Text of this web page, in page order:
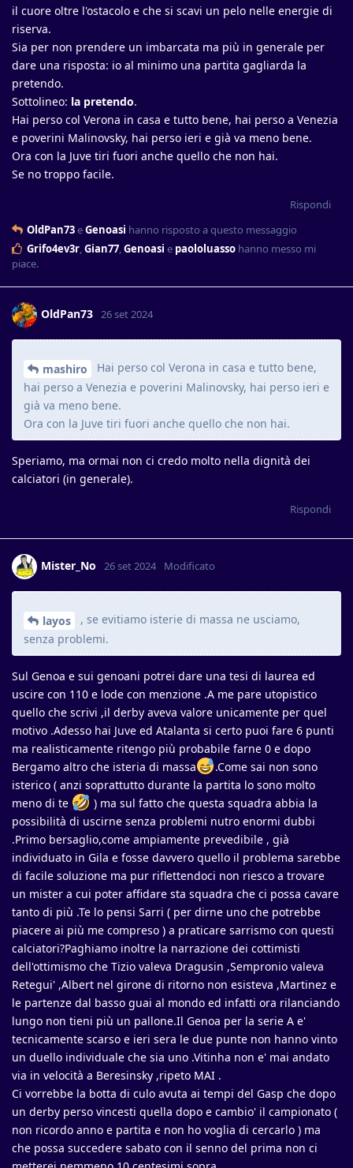
il cuore oltre l'ostacolo e che si scavi un pelo nelle energie di
riserva.
Sia per non prendere un imbarcata ma più in generale per
dare una risposta: io al minimo una partita gagliarda la
pretendo.
Sottolineo: la pretendo.
Hai perso col Verona in casa e tutto bene, hai perso a Venezia
e poverini Malinovsky, hai perso ieri e già va meno bene.
Ora con la Juve tiri fuori anche quello che non hai.
Se no troppo facile.
Rispondi
OldPan73eGenoasi hanno risposto a questo messaggio
Grifo4ev3r,Gian77,Genoasi e paololuasso hanno messo mi
piace.
OldPan73 26 set 2024
mashiro
Hai perso col Verona in casa e tutto bene,
hai perso a Venezia e poverini Malinovsky, hai perso ieri e
già va meno bene.
Ora con la Juve tiri fuori anche quello che non hai.
Speriamo, ma ormai non ci credo molto nella dignità dei
calciatori (in generale).
Rispondi
Mister_No 26 set 2024 Modificato
layos
, se evitiamo isterie di massa ne usciamo,
senza problemi.
Sul Genoa e sui genoani potrei dare una tesi di laurea ed
uscire con 110 e lode con menzione .A me pare utopistico
quello che scrivi ,il derby aveva valore unicamente per quel
motivo .Adesso hai Juve ed Atalanta si certo puoi fare 6 punti
ma realisticamente ritengo più probabile farne 0 e dopo
Bergamo altro che isteria di massa
.Come sai non sono
isterico ( anzi soprattutto durante la partita lo sono molto
meno di te
) ma sul fatto che questa squadra abbia la
possibilità di uscirne senza problemi nutro enormi dubbi
.Primo bersaglio,come ampiamente prevedibile , già
individuato in Gila e fosse davvero quello il problema sarebbe
di facile soluzione ma pur riflettendoci non riesco a trovare
un mister a cui poter affidare sta squadra che ci possa cavare
tanto di più .Te lo pensi Sarri ( per dirne uno che potrebbe
piacere ai più me compreso ) a praticare sarrismo con questi
calciatori?Paghiamo inoltre la narrazione dei cottimisti
dell'ottimismo che Tizio valeva Dragusin ,Sempronio valeva
Retegui' ,Albert nel girone di ritorno non esisteva ,Martinez e
le partenze dal basso guai al mondo ed infatti ora rilanciando
lungo non tieni più un pallone.Il Genoa per la serie A e'
tecnicamente scarso e ieri sera le due punte non hanno vinto
un duello individuale che sia uno .Vitinha non e' mai andato
via in velocità a Beresinsky ,ripeto MAI .
Ci vorrebbe la botta di culo avuta ai tempi del Gasp che dopo
un derby perso vincesti quella dopo e cambio' il campionato (
non ricordo anno e partita e non ho voglia di cercarlo ) ma
che possa succedere sabato con il senno del prima non ci